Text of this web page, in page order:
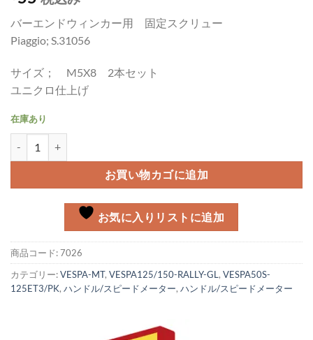
バーエンドウィンカー用 固定スクリュー
Piaggio; S.31056
サイズ； M5X8 2本セット
ユニクロ仕上げ
在庫あり
お買い物カゴに追加
お気に入りリストに追加
商品コード:7026
カテゴリー:VESPA-MT, VESPA125/150-RALLY-GL, VESPA50S-
125ET3/PK, ハンドル/スピードメーター, ハンドル/スピードメーター